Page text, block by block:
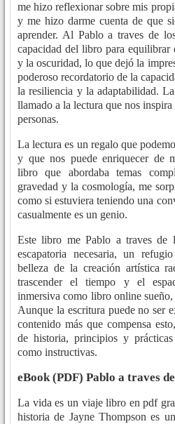
me hizo reflexionar sobre mis
y me hizo darme cuenta de que
aprender. Al Pablo a traves de
capacidad del libro para
y la oscuridad, lo que dejó la
poderoso recordatorio de la
la resiliencia y la adaptabilidad.
llamado a la lectura que nos
personas.
La lectura es un regalo que
y que nos puede enriquecer de
libro que abordaba temas
gravedad y la cosmología, me
como si estuviera teniendo una
casualmente es un genio.
Este libro me Pablo a traves de
escapatoria necesaria, un
belleza de la creación artística
trascender el tiempo y el
inmersiva como libro online​
Aunque la escritura puede no ser
contenido más que compensa
de historia, principios y
como instructivas.
eBook (PDF) Pablo a traves
La vida es un viaje libro en pdf
historia de Jayne Thompson es